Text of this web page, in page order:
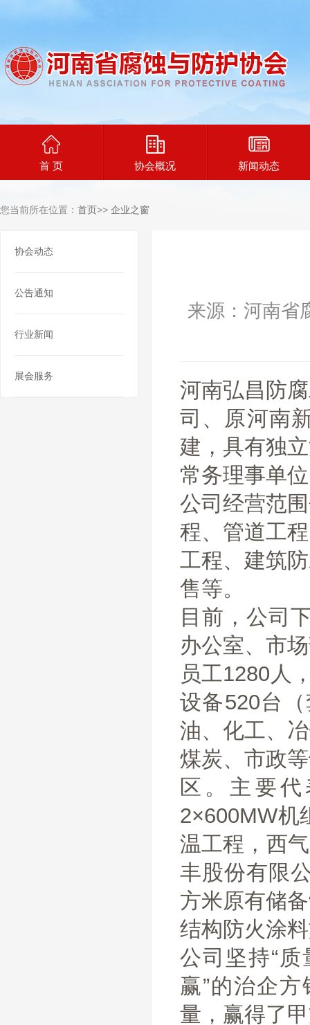
首 页 协会概况 新闻动态
您当前所在位置： 首页>> 企业之窗
协会动态
公告通知
行业新闻
展会服务
来源：河南省
河南弘昌防
司、原河南
建，具有独
常务理事单
公司经营范
程、管道工
工程、建筑
售等。
目前，公司
办公室、市
员工1280人
设备520台
油、化工、
煤炭、市政
区。主要
2×600MW机
温工程，西
丰股份有限
方米原有储
结构防火涂
公司坚持“
赢”的治企
量，赢得了